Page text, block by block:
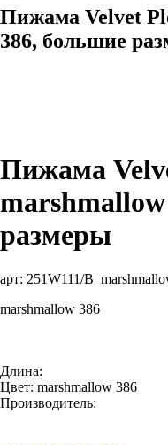
Пижама Velvet
386, большие
Пижама
размеры
арт: 251W111/
marshmallow 386
Длина:
Цвет: marshmallow 386
Производитель: